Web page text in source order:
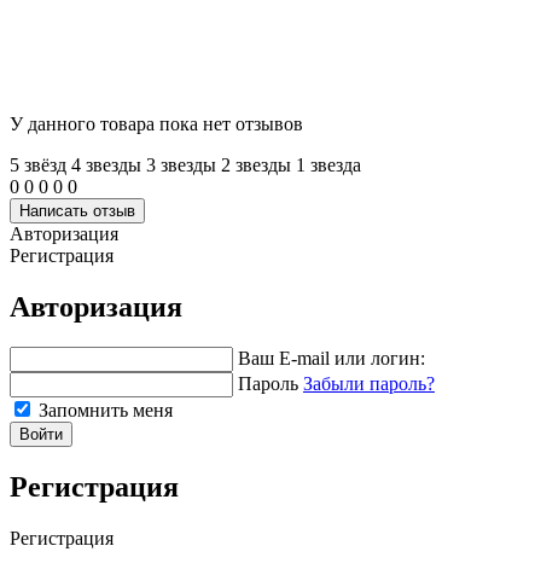
У данного товара пока нет отзывов
5 звёзд 4 звeзды 3 звeзды 2 звeзды 1 звeзда
0 0 0 0 0
Написать отзыв
Авторизация
Регистрация
Авторизация
Ваш E-mail или логин:
Пароль Забыли пароль?
Запомнить меня
Войти
Регистрация
Регистрация